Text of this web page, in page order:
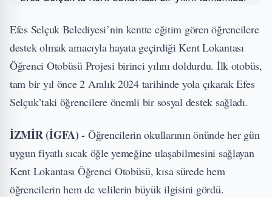
Efes Selçuk Belediyesi’nin kentte eğitim gören öğrencilere
destek olmak amacıyla hayata geçirdiği Kent Lokantası
Öğrenci Otobüsü Projesi birinci yılını doldurdu. İlk otobüs,
tam bir yıl önce 2 Aralık 2024 tarihinde yola çıkarak Efes
Selçuk’taki öğrencilere önemli bir sosyal destek sağladı.
İZMİR (İGFA) - Öğrencilerin okullarının önünde her gün
uygun fiyatlı sıcak öğle yemeğine ulaşabilmesini sağlayan
Kent Lokantası Öğrenci Otobüsü, kısa sürede hem
öğrencilerin hem de velilerin büyük ilgisini gördü.